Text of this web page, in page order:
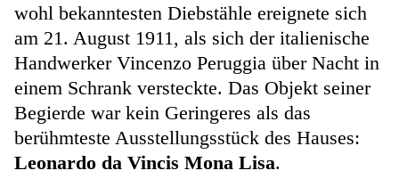
wohl bekanntesten Diebstähle ereignete sich
am 21. August 1911, als sich der italienische
Handwerker Vincenzo Peruggia über Nacht in
einem Schrank versteckte. Das Objekt seiner
Begierde war kein Geringeres als das
berühmteste Ausstellungsstück des Hauses:
Leonardo da Vincis Mona Lisa.